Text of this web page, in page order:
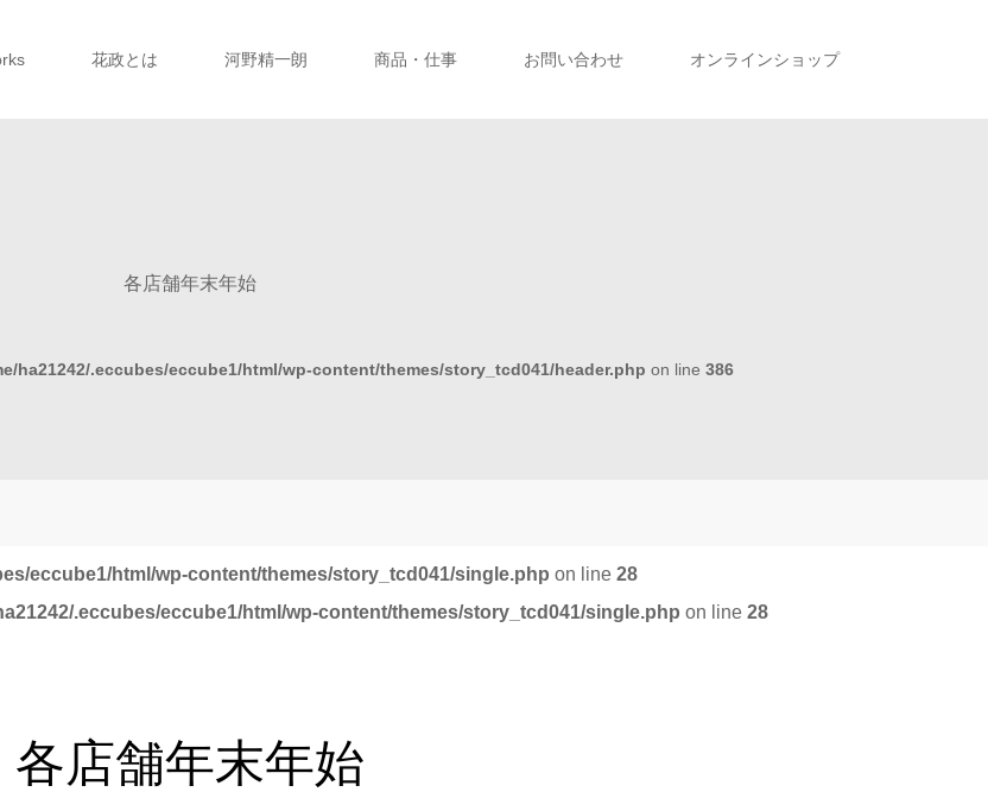
花政とは 河野精一朗 商品・仕事 お問い合わせ オンラインショップ
各店舗年末年始
ha21242/.eccubes/eccube1/html/wp-content/themes/story_tcd041/header.php on line 386
eccube1/html/wp-content/themes/story_tcd041/single.php on line 28
.eccubes/eccube1/html/wp-content/themes/story_tcd041/single.php on line 28
各店舗年末年始